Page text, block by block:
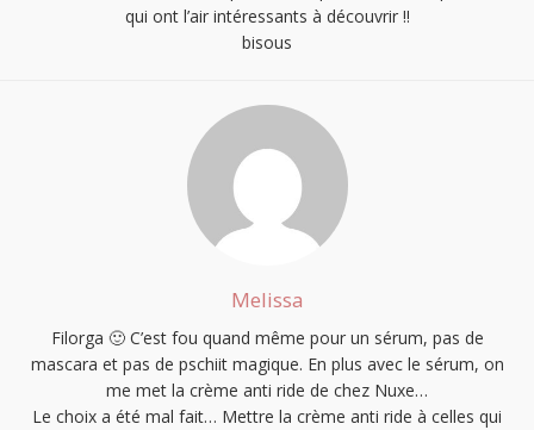
qui ont l’air intéressants à découvrir !!
bisous
Melissa
Filorga 🙂 C’est fou quand même pour un sérum, pas de
mascara et pas de pschiit magique. En plus avec le sérum, on
me met la crème anti ride de chez Nuxe…
Le choix a été mal fait… Mettre la crème anti ride à celles qui